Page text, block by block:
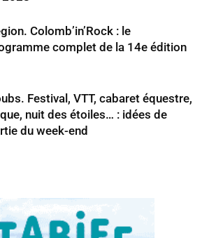
Colomb’in’Rock : le
complet de la 14e édition
Festival, VTT, cabaret équestre,
nuit des étoiles… : idées de
du week-end